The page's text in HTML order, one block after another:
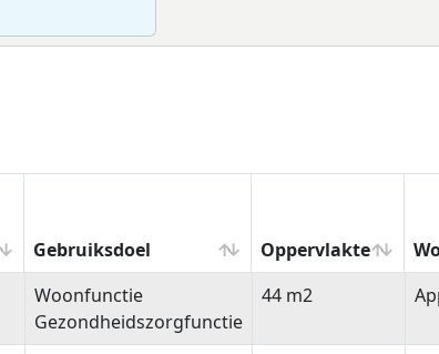
Gebruiksdoel Oppervlakte
Gebruiksdoel Oppervlakte
Woonfunctie
Gezondheidszorgfunctie
44 m2